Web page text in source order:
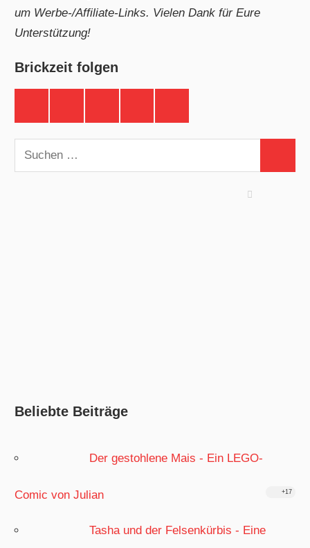
um Werbe-/Affiliate-Links. Vielen Dank für Eure
Unterstützung!
Brickzeit folgen
Suchen
nach:
Beliebte Beiträge
Der gestohlene Mais - Ein LEGO-
Comic von Julian +17
Tasha und der Felsenkürbis - Eine